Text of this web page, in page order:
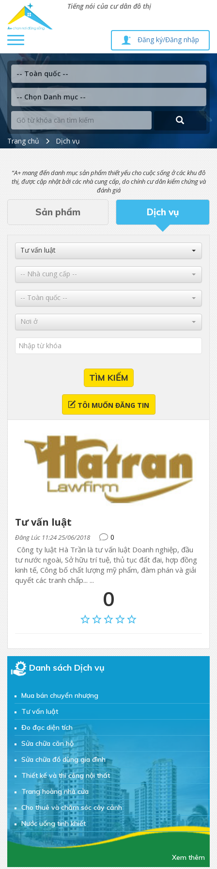
Tiếng nói của cư dân đô thị
Toggle
navigation
Đăng ký/Đăng nhập
Trang chủ Dịch vụ
“A+ mang đến danh mục sản phẩm thiết yếu cho cuộc sống ở các khu đô
thị, được cập nhật bởi các nhà cung cấp, do chính cư dân kiểm chứng và
đánh giá
Sản phẩm Dịch vụ
Tư vấn luật
-- Nhà cung cấp --
-- Toàn quốc --
Nơi ở
TÌM KIẾM
TÔI MUỐN ĐĂNG TIN
Tư vấn luật
Đăng Lúc 11:24 25/06/2018 0
Công ty luật Hà Trần là tư vấn luật Doanh nghiệp, đầu
tư nước ngoài, Sở hữu trí tuệ, thủ tục đất đai, hợp đồng
kinh tế, Công bố chất lượng mỹ phẩm, đàm phán và giải
quyết các tranh chấp... ...
0
Danh sách Dịch vụ
Mua bán chuyển nhượng
Tư vấn luật
Đo đạc diện tích
Sửa chữa căn hộ
Sửa chữa đồ dùng gia đình
Thiết kế và thi công nội thất
Trang hoàng nhà cửa
Cho thuê và chăm sóc cây cảnh
Nước uống tinh khiết
Đồ ăn vặt
Xem thêm